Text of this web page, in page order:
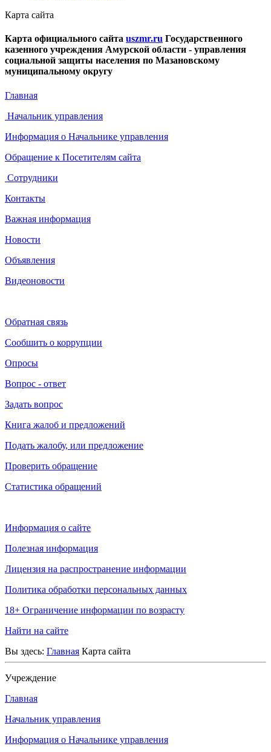
Карта сайта
Карта официального сайта uszmr.ru Государственного
казенного учреждения Амурской области - управления
социальной защиты населения по Мазановскому
муниципальному округу
Главная
Начальник управления
Информация о Начальнике управления
Обращение к Посетителям сайта
Сотрудники
Контакты
Важная информация
Новости
Объявления
Видеоновости
Обратная связь
Сообшить о коррупции
Опросы
Вопрос - ответ
Задать вопрос
Книга жалоб и предложений
Подать жалобу, или предложение
Проверить обращение
Статистика обращений
Информация о сайте
Полезная информация
Лицензия на распространение информации
Политика обработки персональных данных
18+ Ограничение информации по возрасту
Найти на сайте
Вы здесь: Главная Карта сайта
Учреждение
Главная
Начальник управления
Информация о Начальнике управления